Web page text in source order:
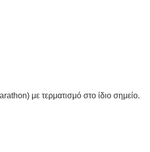
) με τερματισμό στο ίδιο σημείο.